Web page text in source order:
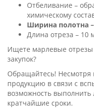
Отбеливание –
химическому
Ширина полотна
Длина отреза – 10
Ищете марлевые
закупок?
Обращайтесь! Несмотря
продукцию в связи с
возможность
кратчайшие сроки.